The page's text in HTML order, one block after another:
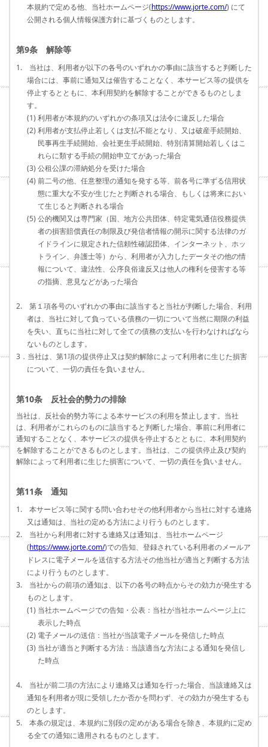
本規約で定める他、当社ホームページ(https://www.jorte.com/) にて
公開される個人情報保護方針に基づくものとします。
第9条 解除等
1. 当社は、利用者が以下の各号のいずれかの事由に該当すると判断した
場合には、事前に通知又は催告することなく、本サービス等の提供を
停止するとともに、本利用契約を解除することができるものとしま
す。
(1) 利用者が本規約のいずれかの条項又は法令に違反した場合
(2) 利用者が支払停止若しくは支払不能となり、又は破産手続開始、
民事再生手続開始、会社更生手続開始、特別清算開始若しくはこ
れらに類する手続の開始申立てがあった場合
(3) 公租公課の滞納処分を受けた場合
(4) 前二号の他、任意整理の通知を発する等、前各号に準ずる信用状
態に重大な不安が生じたと判断される場合、もしくは将来におい
て生じると判断される場合
(5) 公的機関又は専門家（国、地方公共団体、特定電気通信役務提供
者の損害賠償責任の制限及び発信者情報の開示に関する法律のガ
イドラインに規定された信頼性確認団体、インターネット、ホッ
トライン、弁護士等）から、利用者が入力したデータその他の情
報について、違法性、公序良俗違反又は他人の権利を侵害する等
の指摘、意見などがあった場合
2. 第１項各号のいずれかの事由に該当すると当社が判断した場合、利用
者は、当社に対して負っている債務の一切について当然に期限の利益
を失い、直ちに当社に対して全ての債務の支払いを行わなければなら
ないものとします。
3．当社は、第1項の提供停止又は契約解除によって利用者に生じた損害
について、一切の責任を負いません。
第10条 反社会的勢力の排除
当社は、反社会的勢力等による本サービスの利用を禁止します。当社
は、利用者がこれらのものに該当すると判断した場合、事前に利用者に
通知することなく、本サービスの提供を停止するとともに、本利用契約
を解除することができるものとします。当社は、この提供停止及び契約
解除によって利用者に生じた損害について、一切の責任を負いません。
第11条 通知
1. 本サービス等に関する問い合わせその他利用者から当社に対する連絡
又は通知は、当社の定める方法により行うものとします。
2. 当社から利用者に対する連絡又は通知は、当社ホームページ
(https://www.jorte.com/)での告知、登録されている利用者のメールア
ドレスに電子メールを送信する方法その他当社が適当と判断する方法
により行うものとします。
3. 当社からの前項の通知は、以下の各号の時点からその効力が発生する
ものとします。
(1) 当社ホームページでの告知・公表：当社が当社ホームページ上に
表示した時点
(2) 電子メールの送信：当社が当該電子メールを発信した時点
(3) 当社が適当と判断する方法：当該適当な方法による通知を発信し
た時点
4. 当社が前二項の方法により連絡又は通知を行った場合、当該連絡又は
通知を利用者が現に受領したか否かを問わず、その効力が発生するも
のとします。
5. 本条の規定は、本規約に別段の定めがある場合を除き、本規約に定め
る全ての通知に適用されるものとします。